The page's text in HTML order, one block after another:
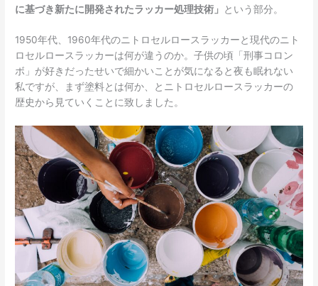
に基づき新たに開発されたラッカー処理技術」 という部分。
1950年代、1960年代のニトロセルロースラッカーと現代のニト
ロセルロースラッカーは何が違うのか。子供の頃「刑事コロン
ボ」が好きだったせいで細かいことが気になると夜も眠れない
私ですが、まず塗料とは何か、とニトロセルロースラッカーの
歴史から見ていくことに致しました。